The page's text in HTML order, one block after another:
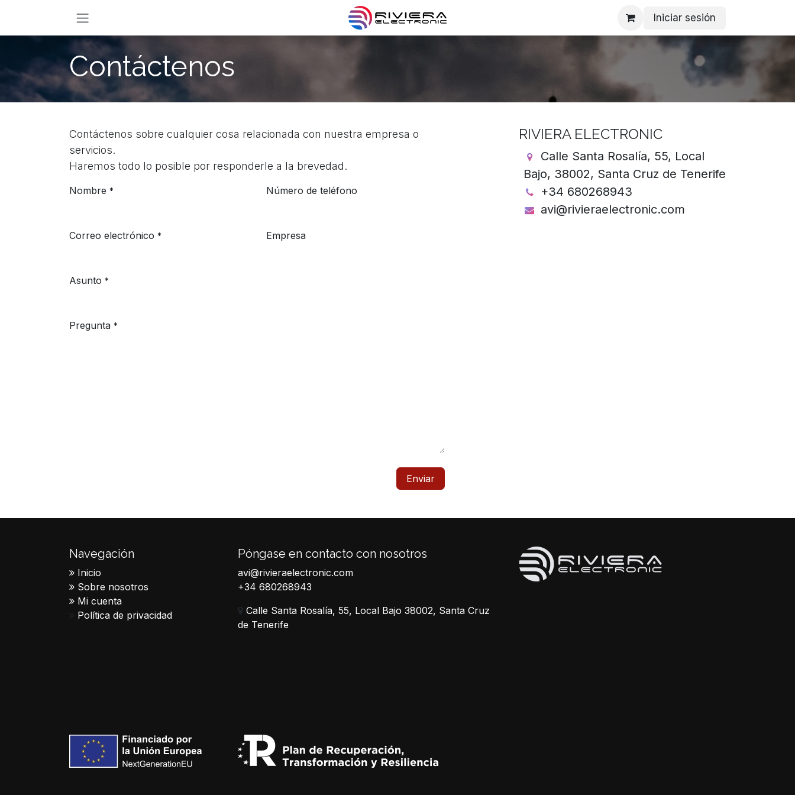
Iniciar sesión
Contáctenos
Contáctenos sobre cualquier cosa relacionada con nuestra empresa o
servicios.
Haremos todo lo posible por responderle a la brevedad.
Nombre * Número de teléfono
Correo electrónico * Empresa
Asunto *
Pregunta *
Enviar
RIVIERA ELECTRONIC
Calle Santa Rosalía, 55, Local
Bajo, 38002, Santa Cruz de Tenerife
+34 680268943
avi@rivieraelectronic.com
Navegación
Inicio
Sobre nosotros
Mi cuenta
Política de privacidad
Póngase en contacto con nosotros
avi@rivieraelectronic.com
+34 680268943
Calle Santa Rosalía, 55, Local Bajo 38002, Santa Cruz
de Tenerife